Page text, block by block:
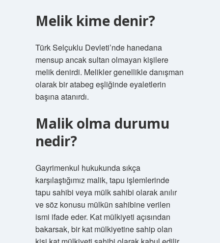
Melik kime denir?
Türk Selçuklu Devleti’nde hanedana
mensup ancak sultan olmayan kişilere
melik denirdi. Melikler genellikle danışman
olarak bir atabeg eşliğinde eyaletlerin
başına atanırdı.
Malik olma durumu
nedir?
Gayrimenkul hukukunda sıkça
karşılaştığımız malik, tapu işlemlerinde
tapu sahibi veya mülk sahibi olarak anılır
ve söz konusu mülkün sahibine verilen
ismi ifade eder. Kat mülkiyeti açısından
bakarsak, bir kat mülkiyetine sahip olan